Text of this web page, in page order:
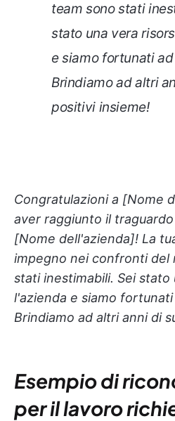
team sono stati
stato una vera
e siamo fortunati
Brindiamo ad altri
positivi insieme!
Congratulazioni a [Nome
aver raggiunto il
[Nome dell'azienda]! La
impegno nei confronti del
stati inestimabili. Sei stato
l'azienda e siamo
Brindiamo ad altri anni di
Esempio di
per il lavoro